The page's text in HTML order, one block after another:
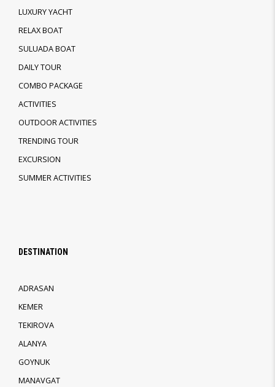
LUXURY YACHT
RELAX BOAT
SULUADA BOAT
DAILY TOUR
COMBO PACKAGE
ACTIVITIES
OUTDOOR ACTIVITIES
TRENDING TOUR
EXCURSION
SUMMER ACTIVITIES
DESTINATION
ADRASAN
KEMER
TEKIROVA
ALANYA
GOYNUK
MANAVGAT